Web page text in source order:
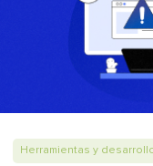
Herramientas y